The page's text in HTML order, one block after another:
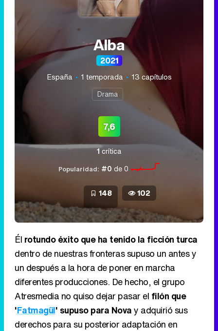
Alba
2021
España 1 temporada 13 capítulos
Drama
7,6
1crítica
Popularidad: #0 de 0
148 102
Él rotundo éxito que ha tenido la ficción turca
dentro de nuestras fronteras supuso un antes y
un después a la hora de poner en marcha
diferentes producciones. De hecho, el grupo
Atresmedia no quiso dejar pasar el filón que
'Fatmagül' supuso para Novay adquirió sus
derechos para su posterior adaptación en